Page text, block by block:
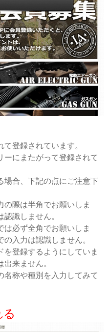
登録されています。
ーにまたがって登録されて
場合、下記の点にご注意下
の際は半角でお願いしま
識しません。
は必ず全角でお願いしま
入力は認識しません。
を登録するようにしていま
来ません。
名称や種別を入力してみて